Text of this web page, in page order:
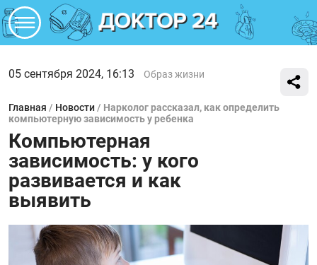
05 сентября 2024, 16:13 Образ жизни
Главная / Новости / Нарколог рассказал, как определить
компьютерную зависимость у ребенка
Компьютерная
зависимость: у кого
развивается и как
выявить